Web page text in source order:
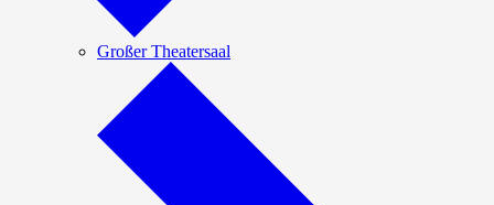
Großer Theatersaal